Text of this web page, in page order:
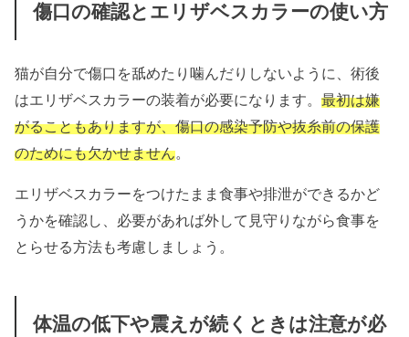
傷口の確認とエリザベスカラーの使い方
猫が自分で傷口を舐めたり噛んだりしないように、術後
はエリザベスカラーの装着が必要になります。最初は嫌
がることもありますが、傷口の感染予防や抜糸前の保護
のためにも欠かせません。
エリザベスカラーをつけたまま食事や排泄ができるかど
うかを確認し、必要があれば外して見守りながら食事を
とらせる方法も考慮しましょう。
体温の低下や震えが続くときは注意が必